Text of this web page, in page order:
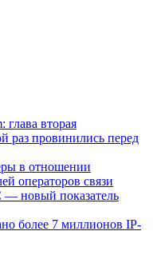
глава вторая
раз провинились перед
в отношении
операторов связи
новый показатель
более 7 миллионов IP-